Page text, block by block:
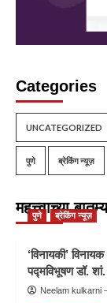
Categories
UNCATEGORIZED
पुणे ब्रेकिंग न्यूज़
महत्त्वाच्या
पुणे ब्रेकिंग न्यूज़
‘विनायकी’
पद्मविभूषण डॉ.
Neelam kulkarni